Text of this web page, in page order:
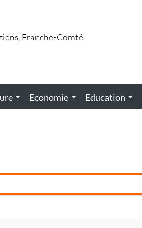
Franche-Comté
Economie Education